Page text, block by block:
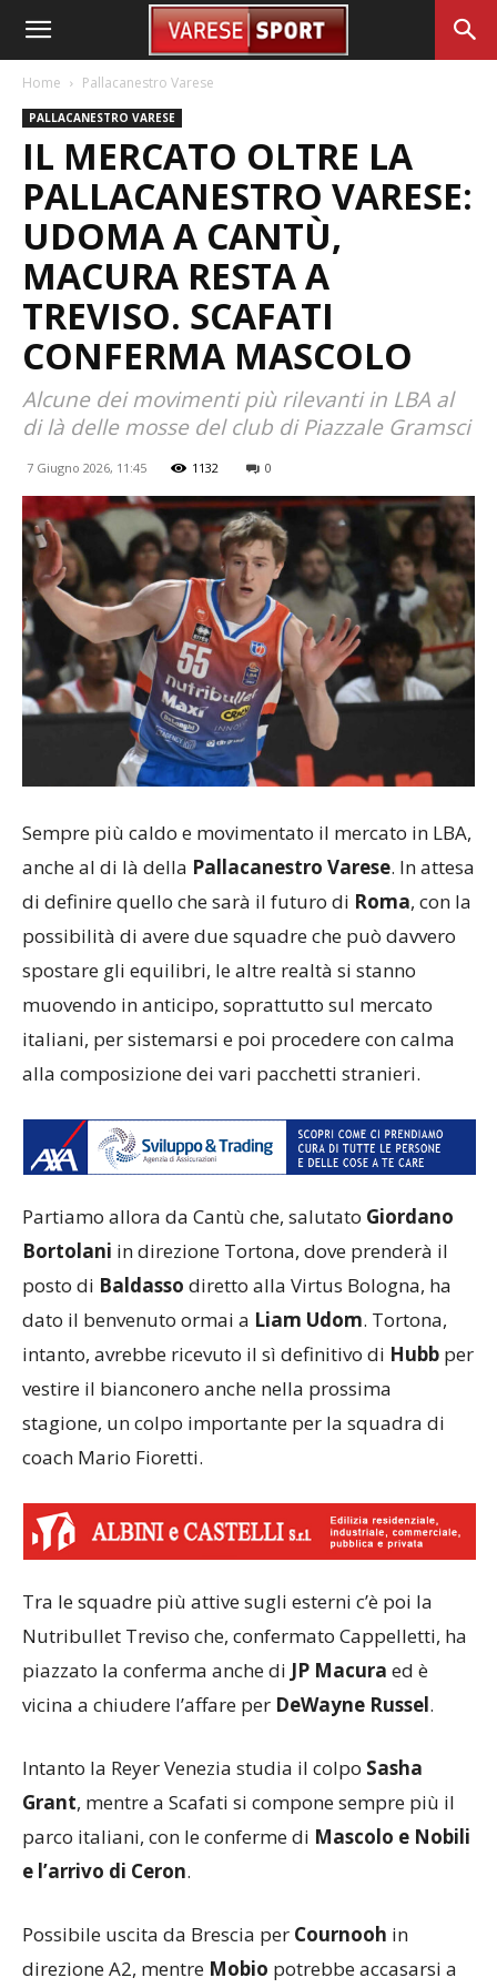
Home Pallacanestro Varese
PALLACANESTRO VARESE
IL MERCATO OLTRE LA
PALLACANESTRO VARESE:
UDOMA A CANTÙ,
MACURA RESTA A
TREVISO. SCAFATI
CONFERMA MASCOLO
Alcune dei movimenti più rilevanti in LBA al
di là delle mosse del club di Piazzale Gramsci
7 Giugno 2026, 11:45 1132 0
Sempre più caldo e movimentato il mercato in LBA,
anche al di là della Pallacanestro Varese. In attesa
di definire quello che sarà il futuro di Roma, con la
possibilità di avere due squadre che può davvero
spostare gli equilibri, le altre realtà si stanno
muovendo in anticipo, soprattutto sul mercato
italiani, per sistemarsi e poi procedere con calma
alla composizione dei vari pacchetti stranieri.
Partiamo allora da Cantù che, salutato Giordano
Bortolani in direzione Tortona, dove prenderà il
posto di Baldasso diretto alla Virtus Bologna, ha
dato il benvenuto ormai a Liam Udom. Tortona,
intanto, avrebbe ricevuto il sì definitivo di Hubb per
vestire il bianconero anche nella prossima
stagione, un colpo importante per la squadra di
coach Mario Fioretti.
Tra le squadre più attive sugli esterni c’è poi la
Nutribullet Treviso che, confermato Cappelletti, ha
piazzato la conferma anche di JP Macura ed è
vicina a chiudere l’affare per DeWayne Russel.
Intanto la Reyer Venezia studia il colpo Sasha
Grant, mentre a Scafati si compone sempre più il
parco italiani, con le conferme di Mascolo e Nobili
e l’arrivo di Ceron.
Possibile uscita da Brescia per Cournooh in
direzione A2, mentre Mobio potrebbe accasarsi a